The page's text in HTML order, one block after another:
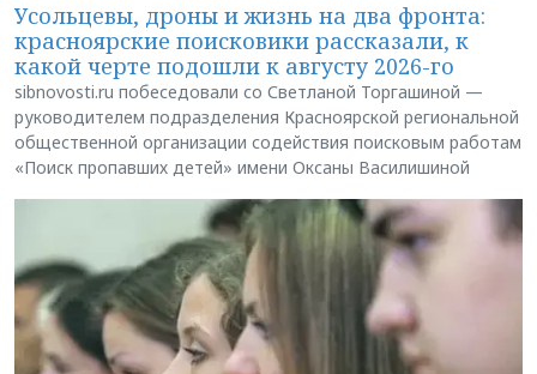
Усольцевы, дроны и жизнь на два фронта:
красноярские поисковики рассказали, к
какой черте подошли к августу 2026-го
sibnovosti.ru побеседовали со Светланой Торгашиной —
руководителем подразделения Красноярской региональной
общественной организации содействия поисковым работам
«Поиск пропавших детей» имени Оксаны Василишиной